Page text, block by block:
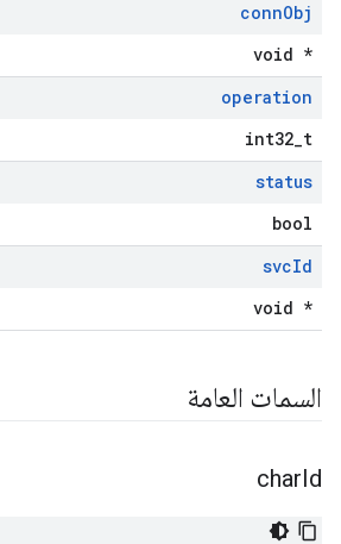
connObj
void *
operation
int32_t
status
bool
svcId
void *
السمات العامة
charId